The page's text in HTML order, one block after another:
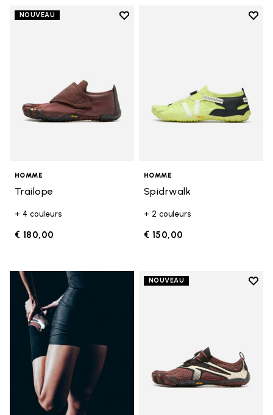
NOUVEAU
Add to wishlist
HOMME
Trailope
+ 4 couleurs
€ 180,00
Add
HOMME
Spidrwalk
+ 2 couleurs
€ 150,00
NOUVEAU
Add